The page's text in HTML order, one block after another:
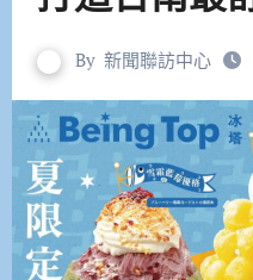
By 新聞聯訪中心